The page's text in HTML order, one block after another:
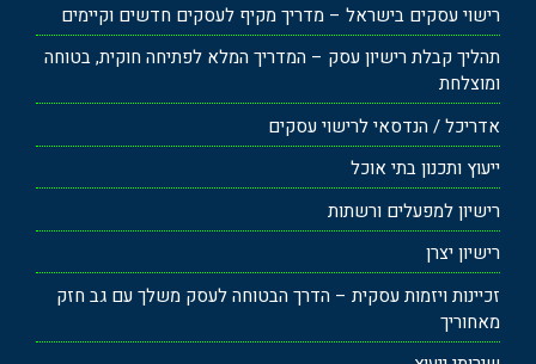
רישוי עסקים בישראל – מדריך מקיף לעסקים חדשים וקיימים
תהליך קבלת רישיון עסק – המדריך המלא לפתיחה חוקית, בטוחה
ומוצלחת
אדריכל / הנדסאי לרישוי עסקים
ייעוץ ותכנון בתי אוכל
רישיון למפעלים ורשתות
רישיון יצרן
זכיינות ויזמות עסקית – הדרך הבטוחה לעסק משלך עם גב חזק
מאחוריך